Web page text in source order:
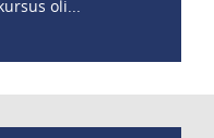
oli...